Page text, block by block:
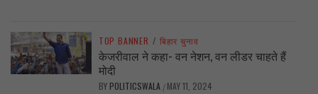
TOP BANNER / बिहार चुनाव
केजरीवाल ने कहा- वन नेशन, वन लीडर चाहते हैं
मोदी
BY POLITICSWALA / MAY 11, 2024